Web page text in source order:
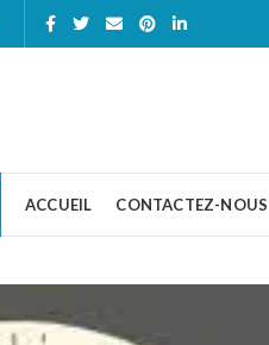
ACCUEIL CONTACTEZ-NOUS